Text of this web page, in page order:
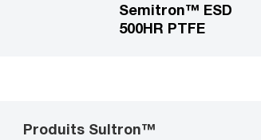
Semitron™ ESD
500HR PTFE
Produits Sultron™